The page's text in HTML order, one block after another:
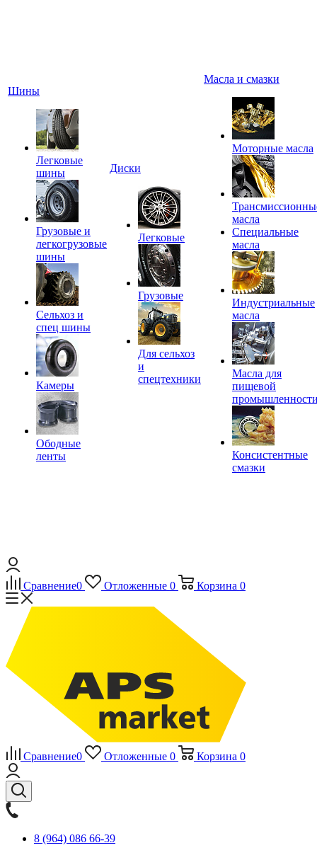
Шины
Легковые
шины
Грузовые и
легкогрузовые
шины
Сельхоз и
спец шины
Камеры
Ободные
ленты
Диски
Легковые
Грузовые
Для сельхоз
и
спецтехники
Масла и смазки
Моторные масла
масла
Специальные
масла
Индустриальные
масла
Масла для
пищевой
Консистентные
смазки
Сравнение0 Отложенные 0 Корзина 0
Сравнение0 Отложенные 0 Корзина 0
8 (964) 086 66-39